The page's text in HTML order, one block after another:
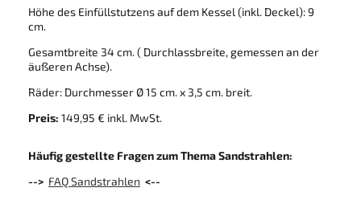
Höhe des Einfüllstutzens auf dem Kessel (inkl. Deckel): 9
cm.
Gesamtbreite 34 cm. ( Durchlassbreite, gemessen an der
äußeren Achse).
Räder: Durchmesser Ø 15 cm. x 3,5 cm. breit.
Preis: 149,95 € inkl. MwSt.
Häufig gestellte Fragen zum Thema Sandstrahlen:
--> FAQ Sandstrahlen <--